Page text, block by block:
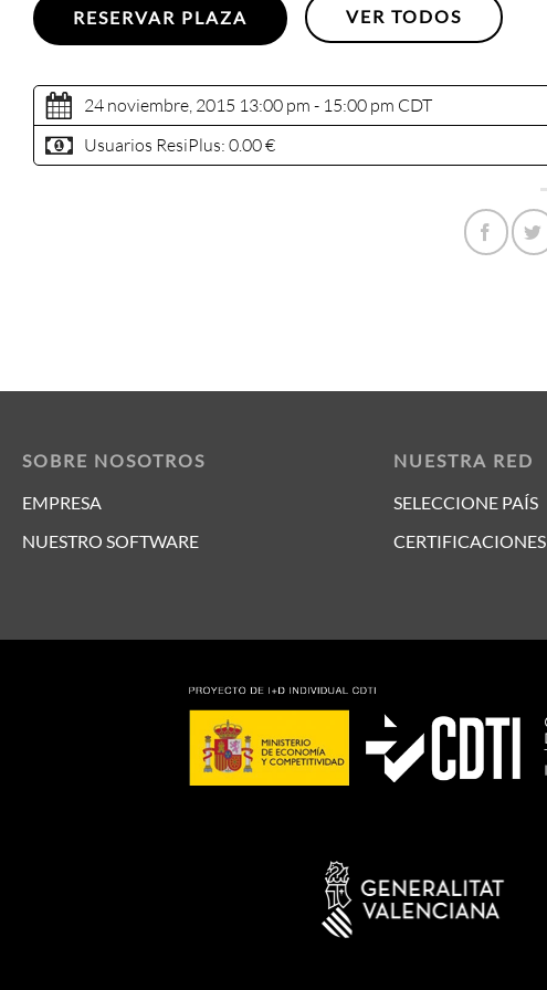
RESERVAR PLAZA VER TODOS
24 noviembre, 2015 13:00 pm - 15:00 pm CDT
Usuarios ResiPlus: 0.00 €
SOBRE NOSOTROS
EMPRESA
NUESTRO SOFTWARE
NUESTRA RED
SELECCIONE PAÍS
CERTIFICACIONES